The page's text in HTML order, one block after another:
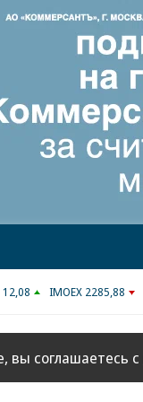
12,08 IMOEX 2285,88
вы соглашаетесь с